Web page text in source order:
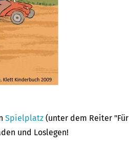
Spielplatz (unter dem Reiter "Für
und Loslegen!